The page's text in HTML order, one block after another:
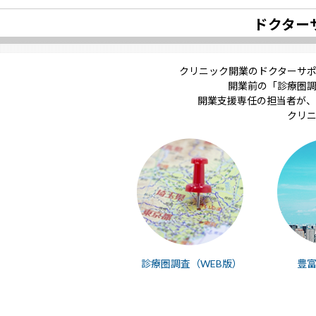
ドクタ
クリニック開業のドクターサ
開業前の「診療圏
開業支援専任の担当者が
クリ
診療圏調査（WEB版） 豊